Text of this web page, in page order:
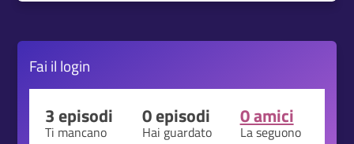
Fai il login
3 episodi
Ti mancano
0 episodi
Hai guardato
0 amici
La seguono